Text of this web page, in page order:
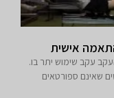
אישית
עקב שימוש יתר בו.
שאינם ספורטאים